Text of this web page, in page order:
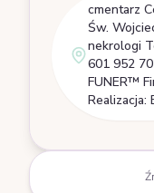
cmentarz
Św.
nekrologi
601 952
FUNER™
Realizacja: